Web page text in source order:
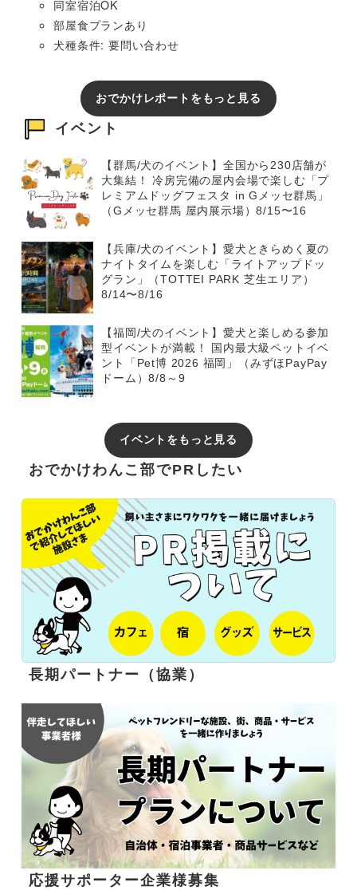
同室宿泊OK
部屋食プランあり
犬種条件: 要問い合わせ
おでかけレポートをもっと見る
イベント
【群馬/犬のイベント】全国から230店舗が
大集結！ 冷房完備の屋内会場で楽しむ「プ
レミアムドッグフェスタ in Gメッセ群馬」
（Gメッセ群馬 屋内展示場）8/15〜16
【兵庫/犬のイベント】愛犬ときらめく夏の
ナイトタイムを楽しむ「ライトアップドッ
グラン」（TOTTEI PARK 芝生エリア）
8/14〜8/16
【福岡/犬のイベント】愛犬と楽しめる参加
型イベントが満載！ 国内最大級ペットイベ
ント「Pet博 2026 福岡」（みずほPayPay
ドーム）8/8～9
イベントをもっと見る
おでかけわんこ部でPRしたい
長期パートナー（協業）
応援サポーター企業様募集